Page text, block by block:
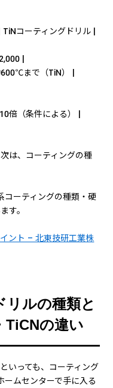
コーティングドリル |
|
まで（TiN） |
倍（条件による） |
は、コーティングの種
ーティングの種類・硬
す。
ント – 北東技研工業株
リルの種類と
TiCNの違い
いっても、コーティング
ームセンターで手に入る